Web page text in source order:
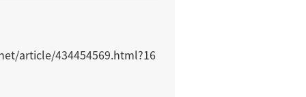
article/434454569.html?16